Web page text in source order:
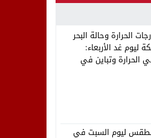
الحرارة وحالة البحر
ليوم غد الأربعاء:
الحرارة وتباين في
ليوم السبت في